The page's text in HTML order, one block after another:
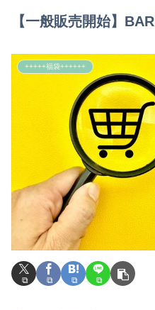
【一般販売開始】
+++++福袋++++++